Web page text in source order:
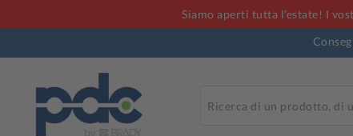
Siamo aperti tutta l'estate! I